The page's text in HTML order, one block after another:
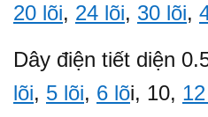
20 lõi, 24 lõi, 30 lõi,
Dây điện tiết diện
lõi, 5 lõi, 6 lõi, 10,